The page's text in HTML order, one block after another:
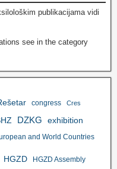
publikacijama vidi
see in the category
congress Cres
DZKG exhibition
and World Countries
HGZD HGZD Assembly